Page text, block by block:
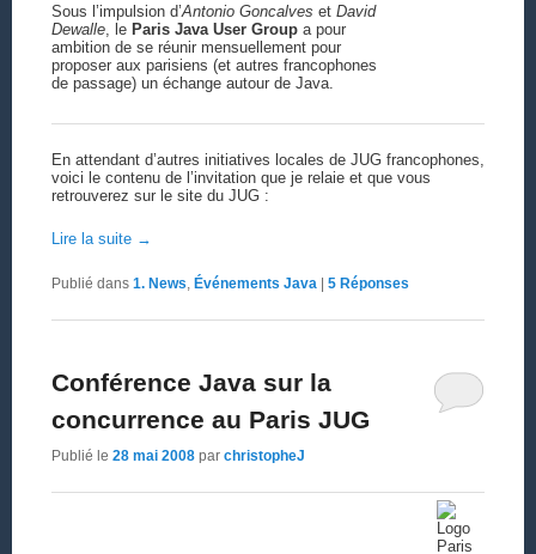
Sous l’impulsion d’Antonio Goncalves et David
Dewalle, le Paris Java User Groupa pour
ambition de se réunir mensuellement pour
proposer aux parisiens (et autres francophones
de passage) un échange autour de Java.
En attendant d’autres initiatives locales de JUG francophones,
voici le contenu de l’invitation que je relaie et que vous
retrouverez sur le site du JUG :
Lire la suite →
Publié dans 1. News Événements Java | 5Réponses
Conférence Java sur la
concurrence au Paris JUG
Publié le 28 mai 2008 par christopheJ